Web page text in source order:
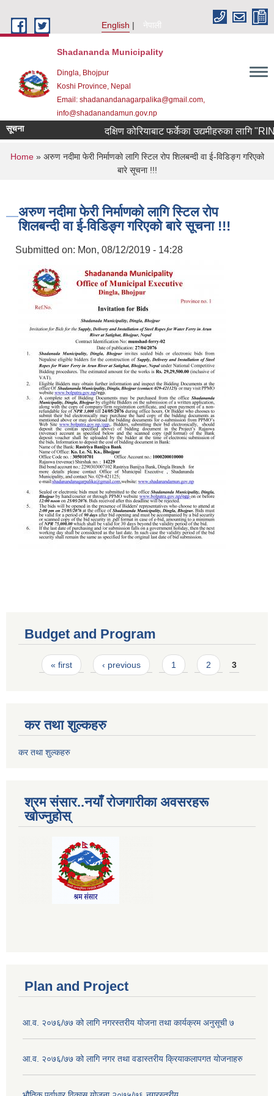
English
नेपाली
Shadananda Municipality
Dingla, Bhojpur
Koshi Province, Nepal
Email: shadanandanagarpalika@gmail.com,
info@shadanandamun.gov.np
सूचना दक्षिण कोरियाबाट फर्केका उद्यमीहरुका लागि
You are here
Home» अरुण नदीमा फेरी निर्माणको लागि स्टिल रोप शिलबन्दी वा ई-विडिङ्ग गरिएको
बारे सूचना !!!
अरुण नदीमा फेरी निर्माणको लागि स्टिल रोप
शिलबन्दी वा ई-विडिङ्ग गरिएको बारे सूचना !!!
Submitted on: Mon, 08/12/2019 - 14:28
Budget and Program
Pages
« first ‹ previous 1 2 3
कर तथा शुल्कहरु
कर तथा शुल्कहरु
श्रम संसार..नयाँ रोजगारीका अवसरहरू
खोज्नुहोस्
Plan and Project
आ.व. २०७६/७७ को लागि नगरस्तरीय योजना तथा कार्यक्रम अनुसूची ७
आ.व. २०७६/७७ को लागि नगर तथा वडास्तरीय क्रियाकलापगत योजनाहरु